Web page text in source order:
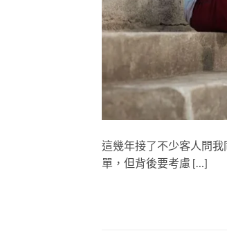
這幾年接了不少客人問
單，但背後要考慮 […]